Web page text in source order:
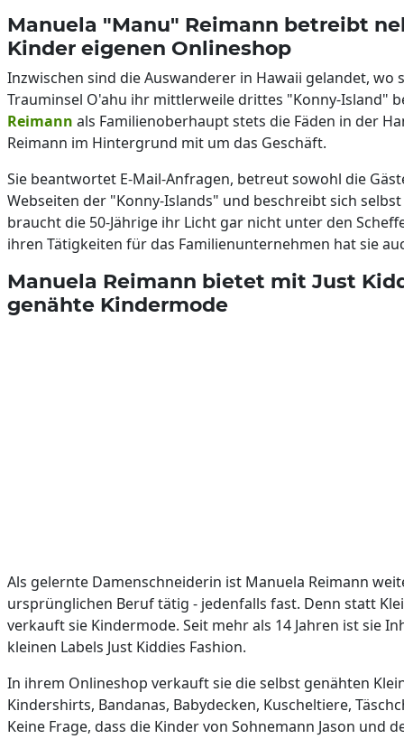
Manuela "Manu" Reimann betreibt
Kinder eigenen Onlineshop
Inzwischen sind die Auswanderer in Hawaii gelandet, wo
Trauminsel O'ahu ihr mittlerweile drittes "Konny-Island"
Reimann als Familienoberhaupt stets die Fäden in der
Reimann im Hintergrund mit um das Geschäft.
Sie beantwortet E-Mail-Anfragen, betreut sowohl die
Webseiten der "Konny-Islands" und beschreibt sich selbst
braucht die 50-Jährige ihr Licht gar nicht unter den
ihren Tätigkeiten für das Familienunternehmen hat sie
Manuela Reimann bietet mit Just
genähte Kindermode
Als gelernte Damenschneiderin ist Manuela Reimann
ursprünglichen Beruf tätig - jedenfalls fast. Denn statt
verkauft sie Kindermode. Seit mehr als 14 Jahren ist sie
kleinen Labels Just Kiddies Fashion.
In ihrem Onlineshop verkauft sie die selbst genähten
Kindershirts, Bandanas, Babydecken, Kuscheltiere,
Keine Frage, dass die Kinder von Sohnemann Jason und